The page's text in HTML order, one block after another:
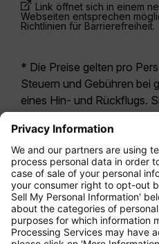
Link öffnet sich in einem
Webseiten entsprechen
Richtlinien für Barrierefreiheit.
* Die Preise gelten pro
Steuern und Gebühren bei
eines Hin- und Rückflugs.
möglicherweise nicht mehr
Economy Class
sich i.d.R. um Economy
Tarifoption. Es können
fürAufgabegepäck oder
Leistungen anfallen. Es
Geschäftsbedingungen .